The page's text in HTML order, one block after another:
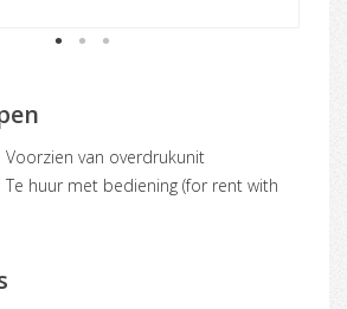
1 2 3
Voorzien van overdrukunit
Te huur met bediening (for rent with